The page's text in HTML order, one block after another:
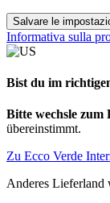
Salvare le
Informativa sulla
Bist du im
Bitte wechsle zum
übereinstimmt.
Zu Ecco Verde
Anderes Lieferland